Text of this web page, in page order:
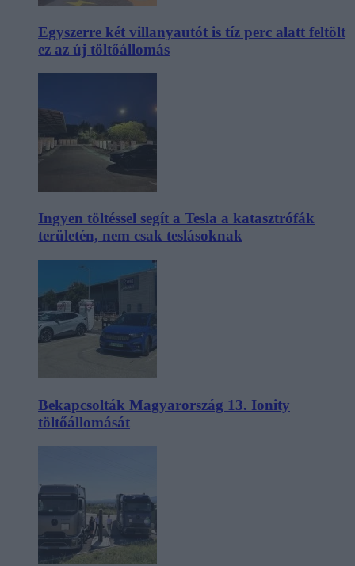
Egyszerre két villanyautót is tíz perc alatt feltölt
ez az új töltőállomás
Ingyen töltéssel segít a Tesla a katasztrófák
területén, nem csak teslásoknak
Bekapcsolták Magyarország 13. Ionity
töltőállomását